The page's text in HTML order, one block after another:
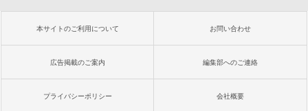
本サイトのご利用について お問い合わせ
広告掲載のご案内 編集部へのご連絡
プライバシーポリシー 会社概要